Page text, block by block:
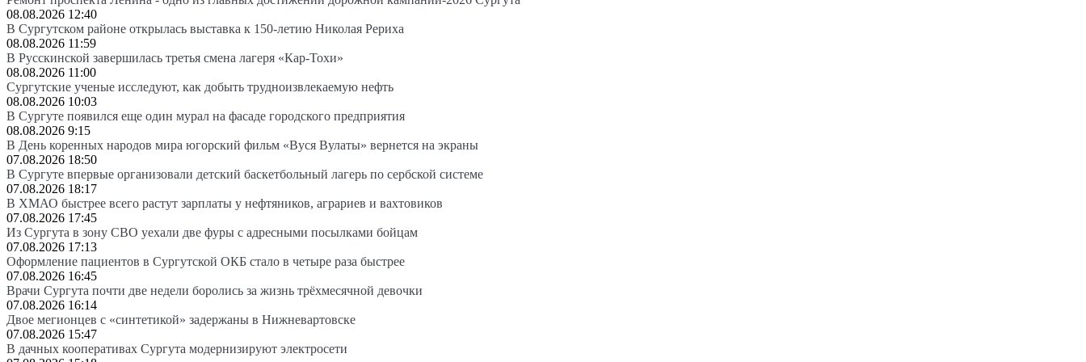
08.08.2026 12:40
В Сургутском районе открылась выставка к 150-летию Николая Рериха
08.08.2026 11:59
В Русскинской завершилась третья смена лагеря «Кар-Тохи»
08.08.2026 11:00
Сургутские ученые исследуют, как добыть трудноизвлекаемую нефть
08.08.2026 10:03
В Сургуте появился еще один мурал на фасаде городского предприятия
08.08.2026 9:15
В День коренных народов мира югорский фильм «Вуся Вулаты» вернется на экраны
07.08.2026 18:50
В Сургуте впервые организовали детский баскетбольный лагерь по сербской системе
07.08.2026 18:17
В ХМАО быстрее всего растут зарплаты у нефтяников, аграриев и вахтовиков
07.08.2026 17:45
Из Сургута в зону СВО уехали две фуры с адресными посылками бойцам
07.08.2026 17:13
Оформление пациентов в Сургутской ОКБ стало в четыре раза быстрее
07.08.2026 16:45
Врачи Сургута почти две недели боролись за жизнь трёхмесячной девочки
07.08.2026 16:14
Двое мегионцев с «синтетикой» задержаны в Нижневартовске
07.08.2026 15:47
В дачных кооперативах Сургута модернизируют электросети